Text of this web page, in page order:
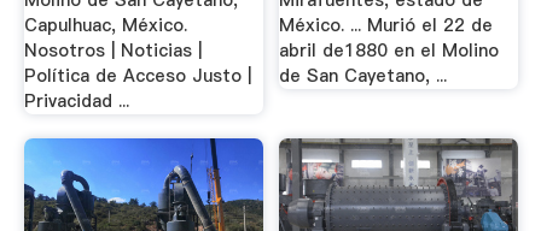
Capulhuac, México.
Nosotros | Noticias |
Política de Acceso Justo |
Privacidad ...
México. ... Murió el 22 de
abril de1880 en el Molino
de San Cayetano, ...